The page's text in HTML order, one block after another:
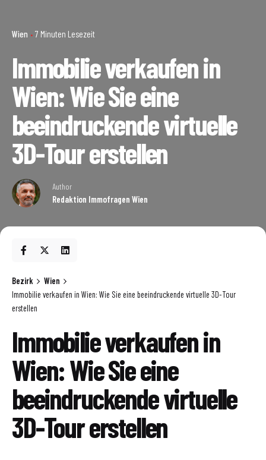
Wien 7 Minuten Lesezeit
Immobilie verkaufen in
Wien: Wie Sie eine
beeindruckende virtuelle
3D-Tour erstellen
Author
Redaktion Immofragen Wien
Bezirk
Wien
Immobilie verkaufen in Wien: Wie Sie eine beeindruckende virtuelle 3D-Tour
erstellen
Immobilie verkaufen in
Wien: Wie Sie eine
beeindruckende virtuelle
3D-Tour erstellen